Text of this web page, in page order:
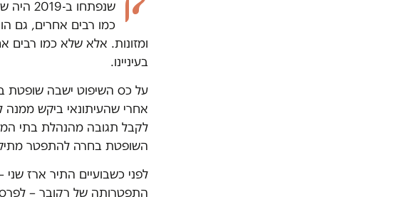
כמו רבים אחרים, גם
ומזונות. אלא שלא כמו רבים
בעיניינו.
על כס השיפוט ישבה שופטת
אחרי שהעיתונאי ביקש ממנה
לקבל תגובה מהנהלת בתי
השופטת בחרה להתפטר
לפני כשבועיים התיר ארז
התפטרותה של רקובר –